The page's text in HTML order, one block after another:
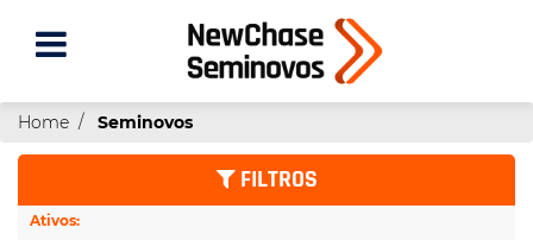
Home Seminovos
FILTROS
Ativos: